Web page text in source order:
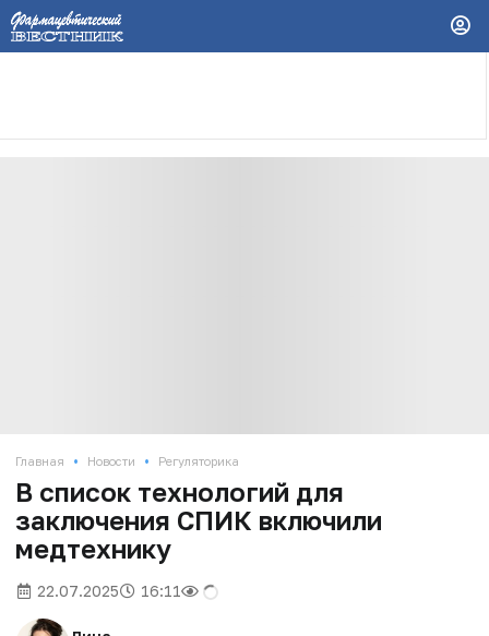
Главная • Новости • Регуляторика
В список технологий для
заключения СПИК включили
медтехнику
22.07.2025 16:11